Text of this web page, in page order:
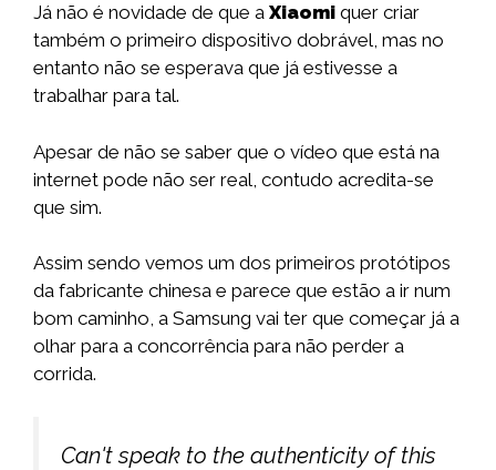
Já não é novidade de que a Xiaomi quer criar
também o primeiro dispositivo dobrável, mas no
entanto não se esperava que já estivesse a
trabalhar para tal.
Apesar de não se saber que o vídeo que está na
internet pode não ser real, contudo acredita-se
que sim.
Assim sendo vemos um dos primeiros protótipos
da fabricante chinesa e parece que estão a ir num
bom caminho, a Samsung vai ter que começar já a
olhar para a concorrência para não perder a
corrida.
Can't speak to the authenticity of this